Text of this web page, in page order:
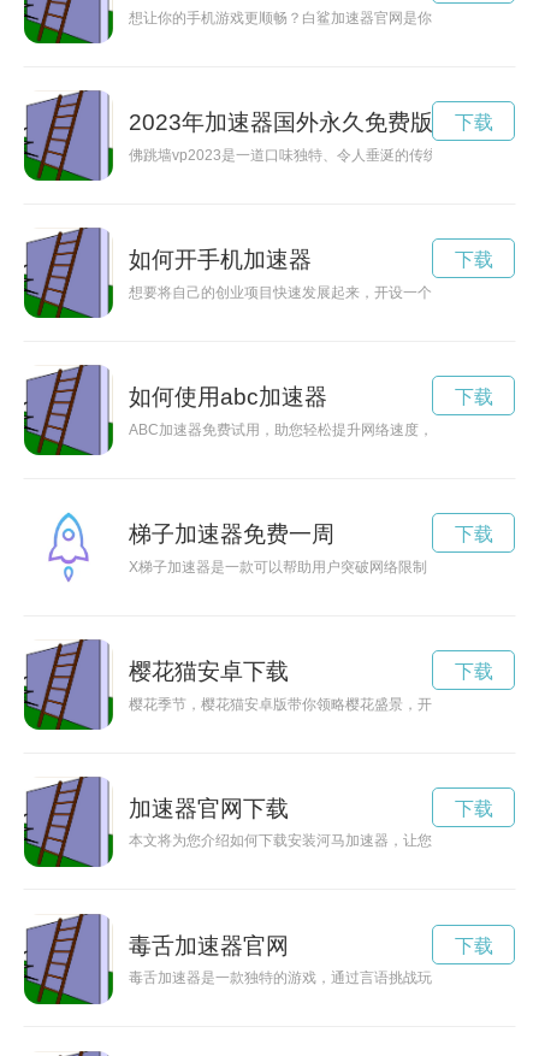
想让你的手机游戏更顺畅？白鲨加速器官网是你的不二选择！
2023年加速器国外永久免费版
佛跳墙vp2023是一道口味独特、令人垂涎的传统菜肴，而破解
下载
如何开手机加速器
想要将自己的创业项目快速发展起来，开设一个加速器可能是
下载
如何使用abc加速器
ABC加速器免费试用，助您轻松提升网络速度，畅享高效上网体
下载
梯子加速器免费一周
X梯子加速器是一款可以帮助用户突破网络限制，提升网速的
下载
樱花猫安卓下载
樱花季节，樱花猫安卓版带你领略樱花盛景，开启一场探险之
下载
加速器官网下载
本文将为您介绍如何下载安装河马加速器，让您轻松畅快地使用
下载
毒舌加速器官网
毒舌加速器是一款独特的游戏，通过言语挑战玩家的极限，考
下载